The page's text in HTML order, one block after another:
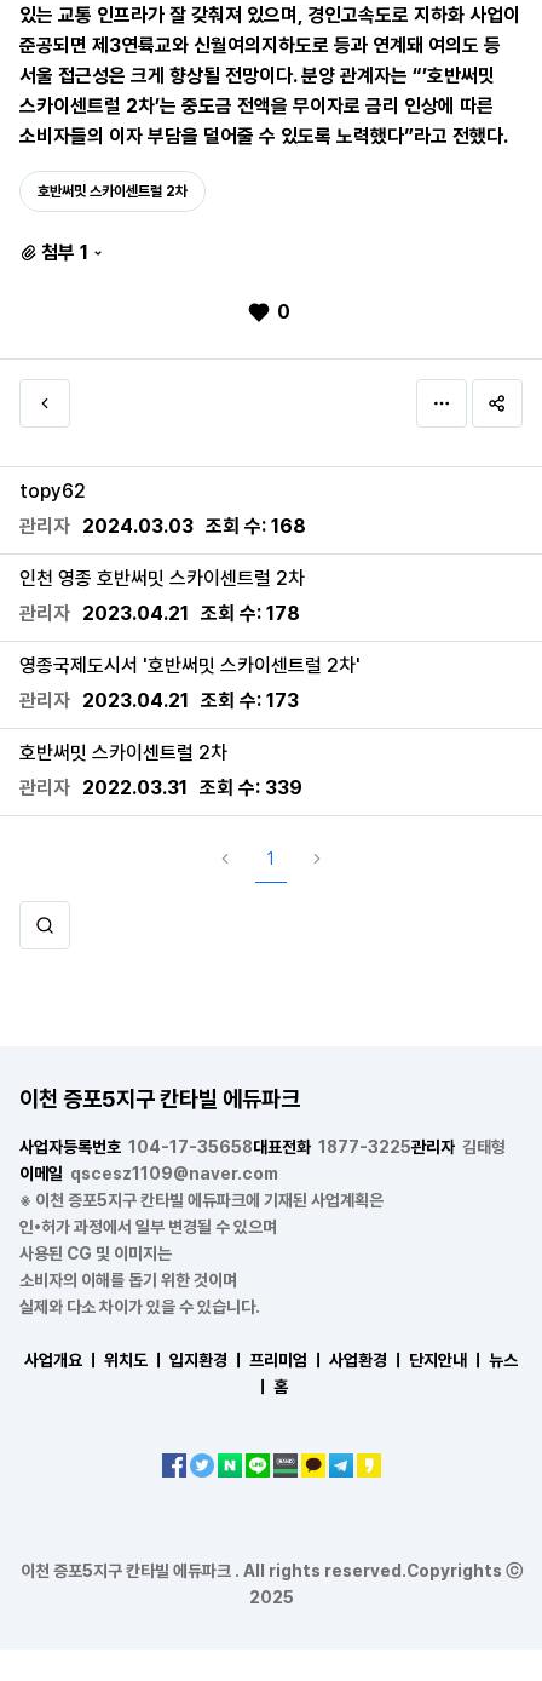
있는 교통 인프라가 잘 갖춰져 있으며, 경인고속도로 지하화 사업이
준공되면 제3연륙교와 신월여의지하도로 등과 연계돼 여의도 등
서울 접근성은 크게 향상될 전망이다. 분양 관계자는 “’호반써밋
스카이센트럴 2차’는 중도금 전액을 무이자로 금리 인상에 따른
소비자들의 이자 부담을 덜어줄 수 있도록 노력했다”라고 전했다.
호반써밋 스카이센트럴 2차
첨부 1
0
topy62
관리자 2024.03.03 조회 수: 168
인천 영종 호반써밋 스카이센트럴 2차
관리자 2023.04.21 조회 수: 178
영종국제도시서 '호반써밋 스카이센트럴 2차'
관리자 2023.04.21 조회 수: 173
호반써밋 스카이센트럴 2차
관리자 2022.03.31 조회 수: 339
1
이천 증포5지구 칸타빌 에듀파크
사업자등록번호 104-17-35658대표전화 1877-3225관리자 김태형
이메일 qscesz1109@naver.com
※ 이천 증포5지구 칸타빌 에듀파크에 기재된 사업계획은
인•허가 과정에서 일부 변경될 수 있으며
사용된 CG 및 이미지는
소비자의 이해를 돕기 위한 것이며
실제와 다소 차이가 있을 수 있습니다.
사업개요 ㅣ 위치도 ㅣ 입지환경 ㅣ 프리미엄 ㅣ 사업환경 ㅣ 단지안내 ㅣ
뉴스
홈
이천 증포5지구 칸타빌 에듀파크 . All rights reserved.Copyrights ⓒ
2025